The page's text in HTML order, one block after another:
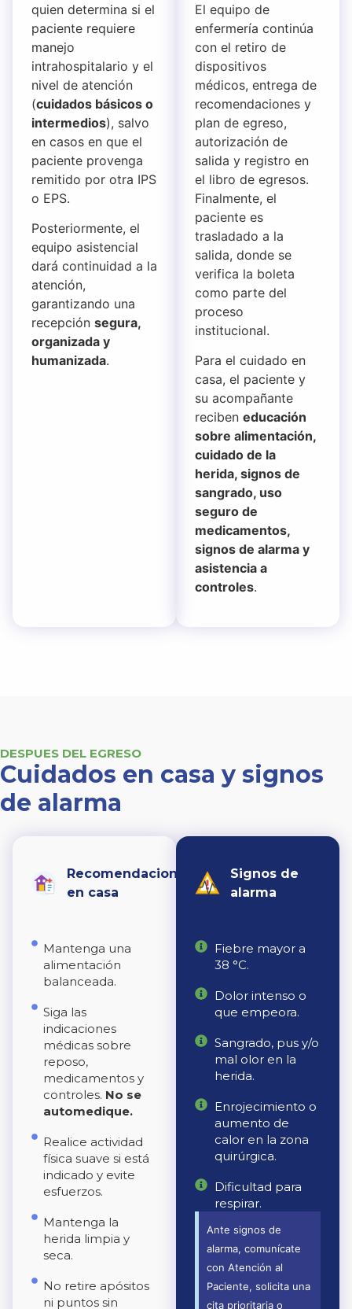
quien determina si el
paciente requiere
manejo
intrahospitalario y el
nivel de atención
(cuidados básicos o
intermedios), salvo
en casos en que el
paciente provenga
remitido por otra IPS
o EPS.
Posteriormente, el
equipo asistencial
dará continuidad a la
atención,
garantizando una
recepción segura,
organizada y
humanizada.
El equipo de
enfermería continúa
con el retiro de
dispositivos
médicos, entrega de
recomendaciones y
plan de egreso,
autorización de
salida y registro en
el libro de egresos.
Finalmente, el
paciente es
trasladado a la
salida, donde se
verifica la boleta
como parte del
proceso
institucional.
Para el cuidado en
casa, el paciente y
su acompañante
reciben educación
sobre alimentación,
cuidado de la
herida, signos de
sangrado, uso
seguro de
medicamentos,
signos de alarma y
asistencia a
controles.
DESPUES DEL EGRESO
Cuidados en casa y signos
de alarma
Recomendaciones
en casa
Mantenga una
alimentación
balanceada.
Siga las
indicaciones
médicas sobre
reposo,
medicamentos y
controles. No se
automedique.
Realice actividad
física suave si está
indicado y evite
esfuerzos.
Mantenga la
herida limpia y
seca.
No retire apósitos
ni puntos sin
Signos de
alarma
Fiebre mayor a
38 °C.
Dolor intenso o
que empeora.
Sangrado, pus y/o
mal olor en la
herida.
Enrojecimiento o
aumento de
calor en la zona
quirúrgica.
Dificultad para
respirar.
Ante signos de
alarma, comunícate
con Atención al
Paciente, solicita una
cita prioritaria o